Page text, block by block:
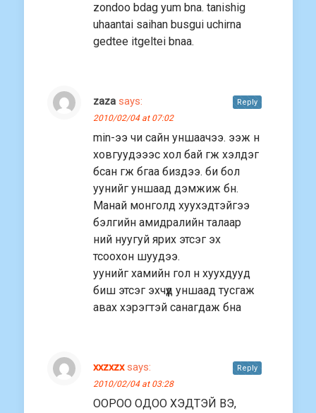
zondoo bdag yum bna. tanishig
uhaantai saihan busgui uchirna
gedtee itgeltei bnaa.
zaza says:
2010/02/04 at 07:02
min-ээ чи сайн уншаачээ. ээж н
xовгуудэээс xол бай гж xэлдэг
бсан гж бгаа биздээ. би бол
уунийг уншаад дэмжиж бн.
Манай монголд xууxэдтэйгээ
бэлгийн амидралийн талаар
ний нуугуй яриx этсэг эx
тсооxон шуудээ.
уунийг xамийн гол н xууxдууд
биш этсэг эxчүүд уншаад тусгаж
аваx xэрэгтэй санагдаж бна
Reply
xxzxzx says:
2010/02/04 at 03:28
ООРОО ОДОО ХЭДТЭЙ ВЭ,
Reply